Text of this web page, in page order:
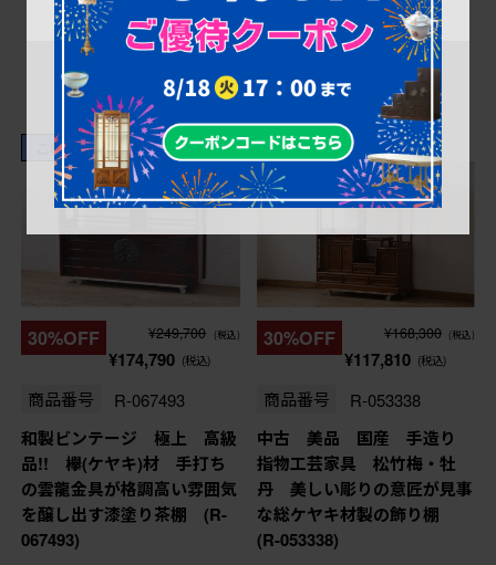
これからリペア予定品
30%OFF ¥249,700 (税込)
¥174,790 (税込)
商品番号 R-067493
和製ビンテージ 極上 高級
品!! 欅(ケヤキ)材 手打ち
の雲龍金具が格調高い雰囲気
を醸し出す漆塗り茶棚 (R-
067493)
これからリペア予定品
30%OFF ¥168,300 (税込)
¥117,810 (税込)
商品番号 R-053338
中古 美品 国産 手造り
指物工芸家具 松竹梅・牡
丹 美しい彫りの意匠が見事
な総ケヤキ材製の飾り棚
(R-053338)